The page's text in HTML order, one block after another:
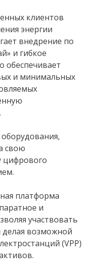
клиентов
энергии
внедрение по
и гибкое
обеспечивает
и минимальных
свою
цифрового
платформа
и
участвовать
делая возможной
(VPP)